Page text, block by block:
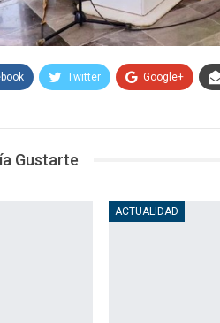
Twitter Google+
Gustarte
ACTUALIDAD